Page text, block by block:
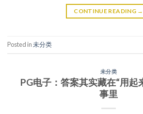
CONTINUE READING →
Posted in未分类
未分类
PG电子：答案其实藏在“用起
事里